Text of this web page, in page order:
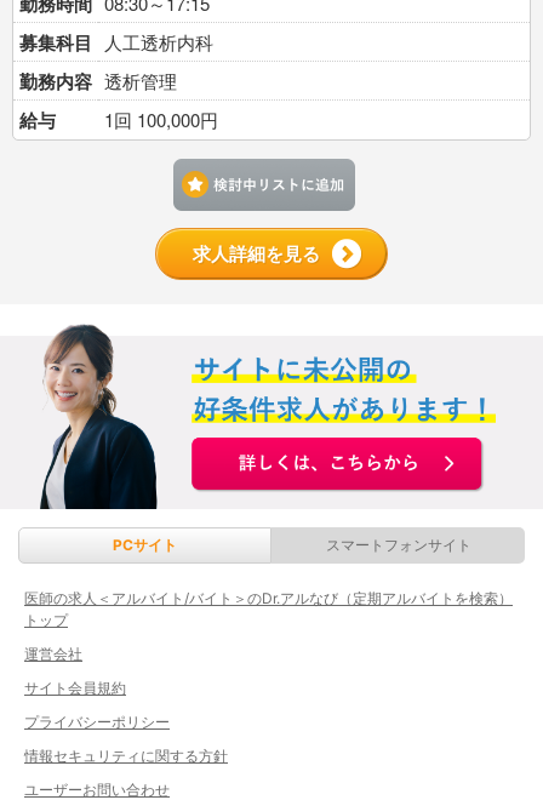
募集科目 人工透析内科
勤務内容 透析管理
給与 1回 100,000円
求人詳細を見る
PCサイト スマートフォンサイト
医師の求人＜アルバイト/バイト＞のDr.アルなび（定期アルバイトを検索）
トップ
運営会社
サイト会員規約
プライバシーポリシー
情報セキュリティに関する方針
ユーザーお問い合わせ